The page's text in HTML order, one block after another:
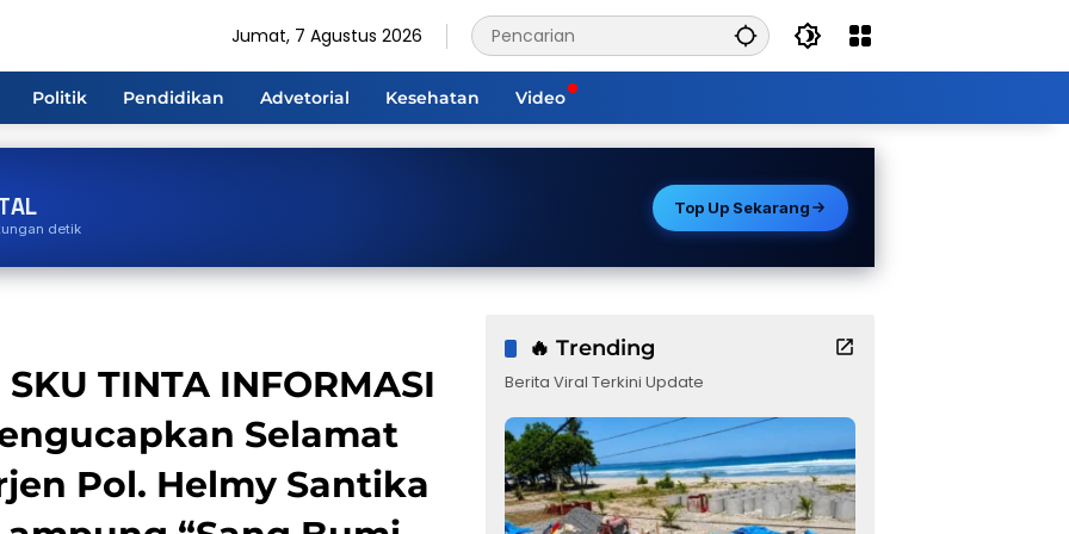
Jumat, 7 Agustus 2026
Politik Pendidikan Advetorial Kesehatan Video
detik
Top Up Sekarang
TINTA INFORMASI
Selamat
Pol. Helmy Santika
🔥 Trending
Berita Viral Terkini Update